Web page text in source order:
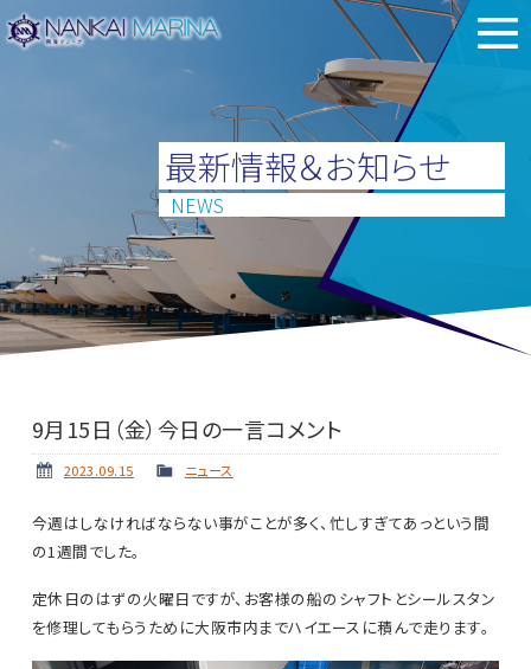
最新情報＆お知らせ
NEWS
9月15日（金）今日の一言コメント
2023.09.15 ニュース
今週はしなければならない事がことが多く、忙しすぎてあっという間
の1週間でした。
定休日のはずの火曜日ですが、お客様の船のシャフトとシールスタン
を修理してもらうために大阪市内までハイエースに積んで走ります。